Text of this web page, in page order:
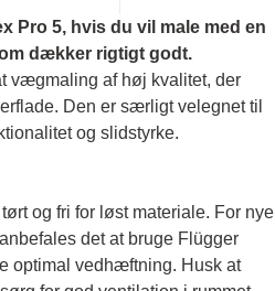
Pro 5, hvis du vil male med en
dækker rigtigt godt.
vægmaling af høj kvalitet, der
Den er særligt velegnet til
og slidstyrke.
og fri for løst materiale. For nye
det at bruge Flügger
optimal vedhæftning. Husk at